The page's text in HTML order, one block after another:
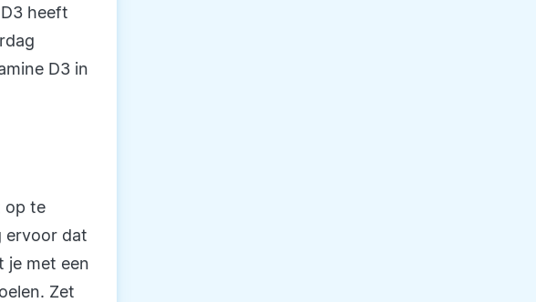
heeft
D3 in
op te
ervoor dat
je met een
Zet